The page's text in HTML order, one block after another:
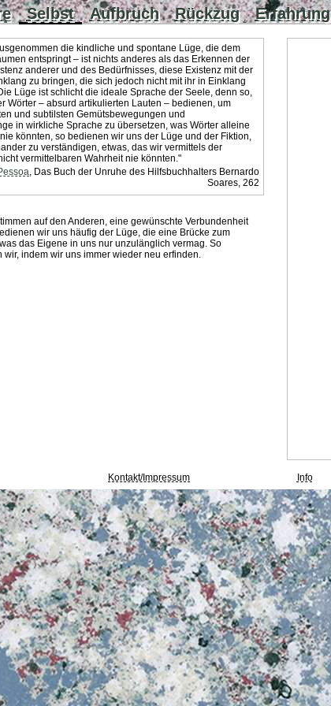
Selbst Aufbruch Rückzug Erfahrung
die kindliche und spontane Lüge, die dem
entspringt – ist nichts anderes als das Erkennen der
anderer und des Bedürfnisses, diese Existenz mit der
zu bringen, die sich jedoch nicht mit ihr in Einklang
Lüge ist schlicht die ideale Sprache der Seele, denn so,
Wörter – absurd artikulierten Lauten – bedienen, um
und subtilsten Gemütsbewegungen und
in wirkliche Sprache zu übersetzen, was Wörter alleine
könnten, so bedienen wir uns der Lüge und der Fiktion,
zu verständigen, etwas, das wir vermittels der
vermittelbaren Wahrheit nie könnten."
, Das Buch der Unruhe des Hilfsbuchhalters Bernardo
Soares, 262
auf den Anderen, eine gewünschte Verbundenheit
wir uns häufig der Lüge, die eine Brücke zum
das Eigene in uns nur unzulänglich vermag. So
wir, indem wir uns immer wieder neu erfinden.